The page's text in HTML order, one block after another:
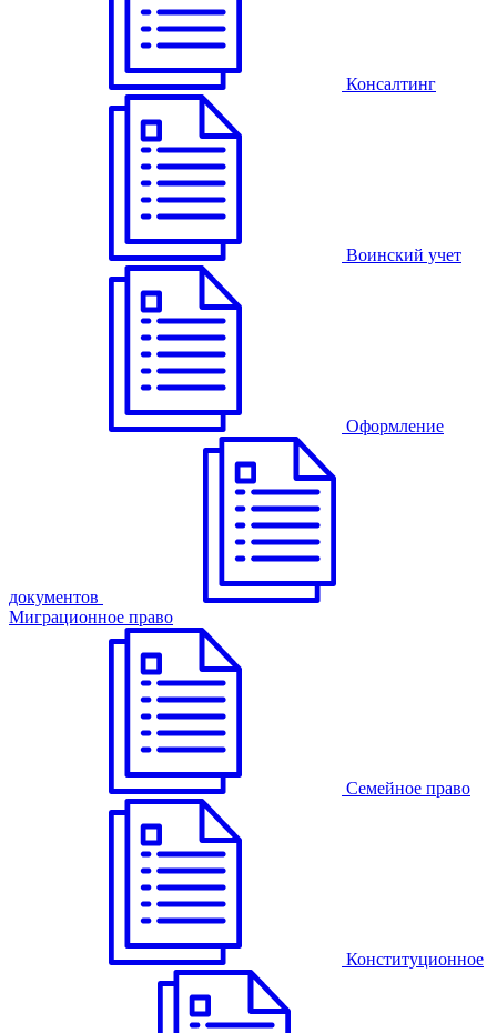
Консалтинг
Воинский учет
Оформление
документов
Миграционное право
Семейное право
Конституционное